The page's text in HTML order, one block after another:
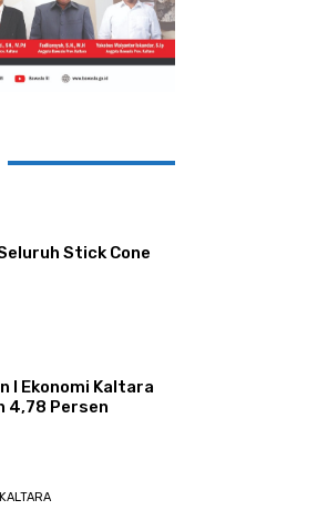
Stick Cone
I Ekonomi Kaltara
4,78 Persen